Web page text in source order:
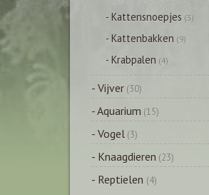
- Kattensnoepjes (3)
- Kattenbakken (9)
- Krabpalen (4)
- Vijver (30)
- Aquarium (15)
- Vogel (3)
- Knaagdieren (23)
- Reptielen (4)